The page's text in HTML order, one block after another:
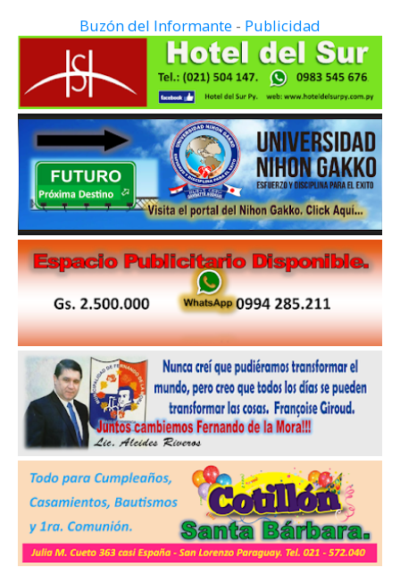
Buzón del Informante - Publicidad